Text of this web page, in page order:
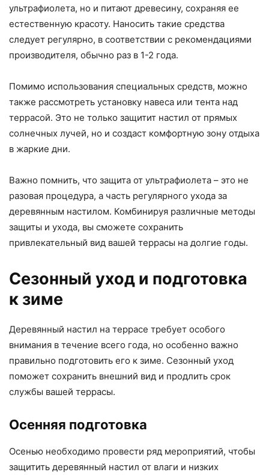
ультрафиолета, но и питают древесину, сохраняя ее
естественную красоту. Наносить такие средства
следует регулярно, в соответствии с рекомендациями
производителя, обычно раз в 1-2 года.
Помимо использования специальных средств, можно
также рассмотреть установку навеса или тента над
террасой. Это не только защитит настил от прямых
солнечных лучей, но и создаст комфортную зону отдыха
в жаркие дни.
Важно помнить, что защита от ультрафиолета – это не
разовая процедура, а часть регулярного ухода за
деревянным настилом. Комбинируя различные методы
защиты и ухода, вы сможете сохранить
привлекательный вид вашей террасы на долгие годы.
Сезонный уход и подготовка
к зиме
Деревянный настил на террасе требует особого
внимания в течение всего года, но особенно важно
правильно подготовить его к зиме. Сезонный уход
поможет сохранить внешний вид и продлить срок
службы вашей террасы.
Осенняя подготовка
Осенью необходимо провести ряд мероприятий, чтобы
защитить деревянный настил от влаги и низких